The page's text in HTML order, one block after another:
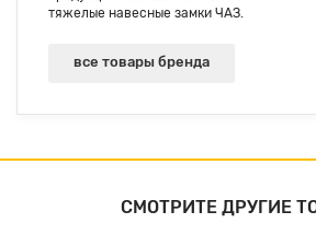
тяжелые навесные замки ЧАЗ.
все товары бренда
СМОТРИТЕ ДРУГИЕ